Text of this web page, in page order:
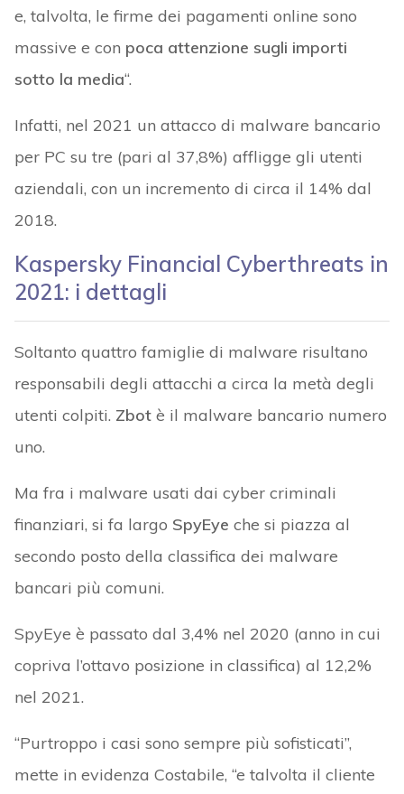
e, talvolta, le firme dei pagamenti online sono
massive e con poca attenzione sugli importi
sotto la media“.
Infatti, nel 2021 un attacco di malware bancario
per PC su tre (pari al 37,8%) affligge gli utenti
aziendali, con un incremento di circa il 14% dal
2018.
Kaspersky Financial Cyberthreats in
2021: i dettagli
Soltanto quattro famiglie di malware risultano
responsabili degli attacchi a circa la metà degli
utenti colpiti. Zbotè il malware bancario numero
uno.
Ma fra i malware usati dai cyber criminali
finanziari, si fa largo SpyEye che si piazza al
secondo posto della classifica dei malware
bancari più comuni.
SpyEye è passato dal 3,4% nel 2020 (anno in cui
copriva l’ottavo posizione in classifica) al 12,2%
nel 2021.
“Purtroppo i casi sono sempre più sofisticati”,
mette in evidenza Costabile, “e talvolta il cliente